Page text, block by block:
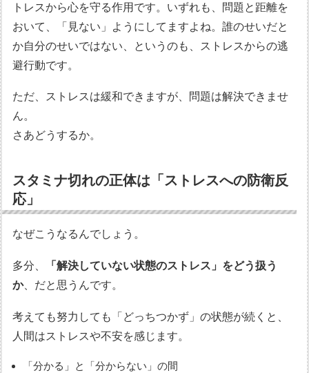
トレスから心を守る作用です。いずれも、問題と距離を
おいて、「見ない」ようにしてますよね。誰のせいだと
か自分のせいではない、というのも、ストレスからの逃
避行動です。
ただ、ストレスは緩和できますが、問題は解決できませ
ん。
さあどうするか。
スタミナ切れの正体は「ストレスへの防衛反
応」
なぜこうなるんでしょう。
多分、
「解決していない状態のストレス」をどう扱う
か、だと思うんです。
考えても努力しても「どっちつかず」の状態が続くと、
人間はストレスや不安を感じます。
「分かる」と「分からない」の間